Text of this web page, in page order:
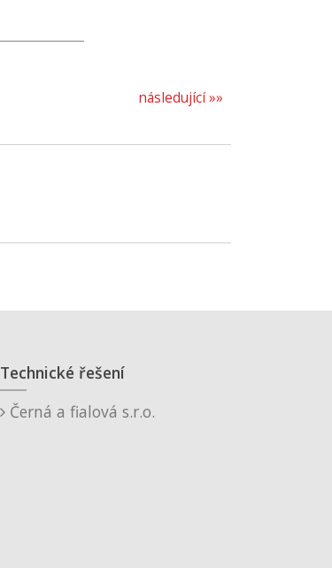
následující »»
Technické řešení
Černá a fialová s.r.o.